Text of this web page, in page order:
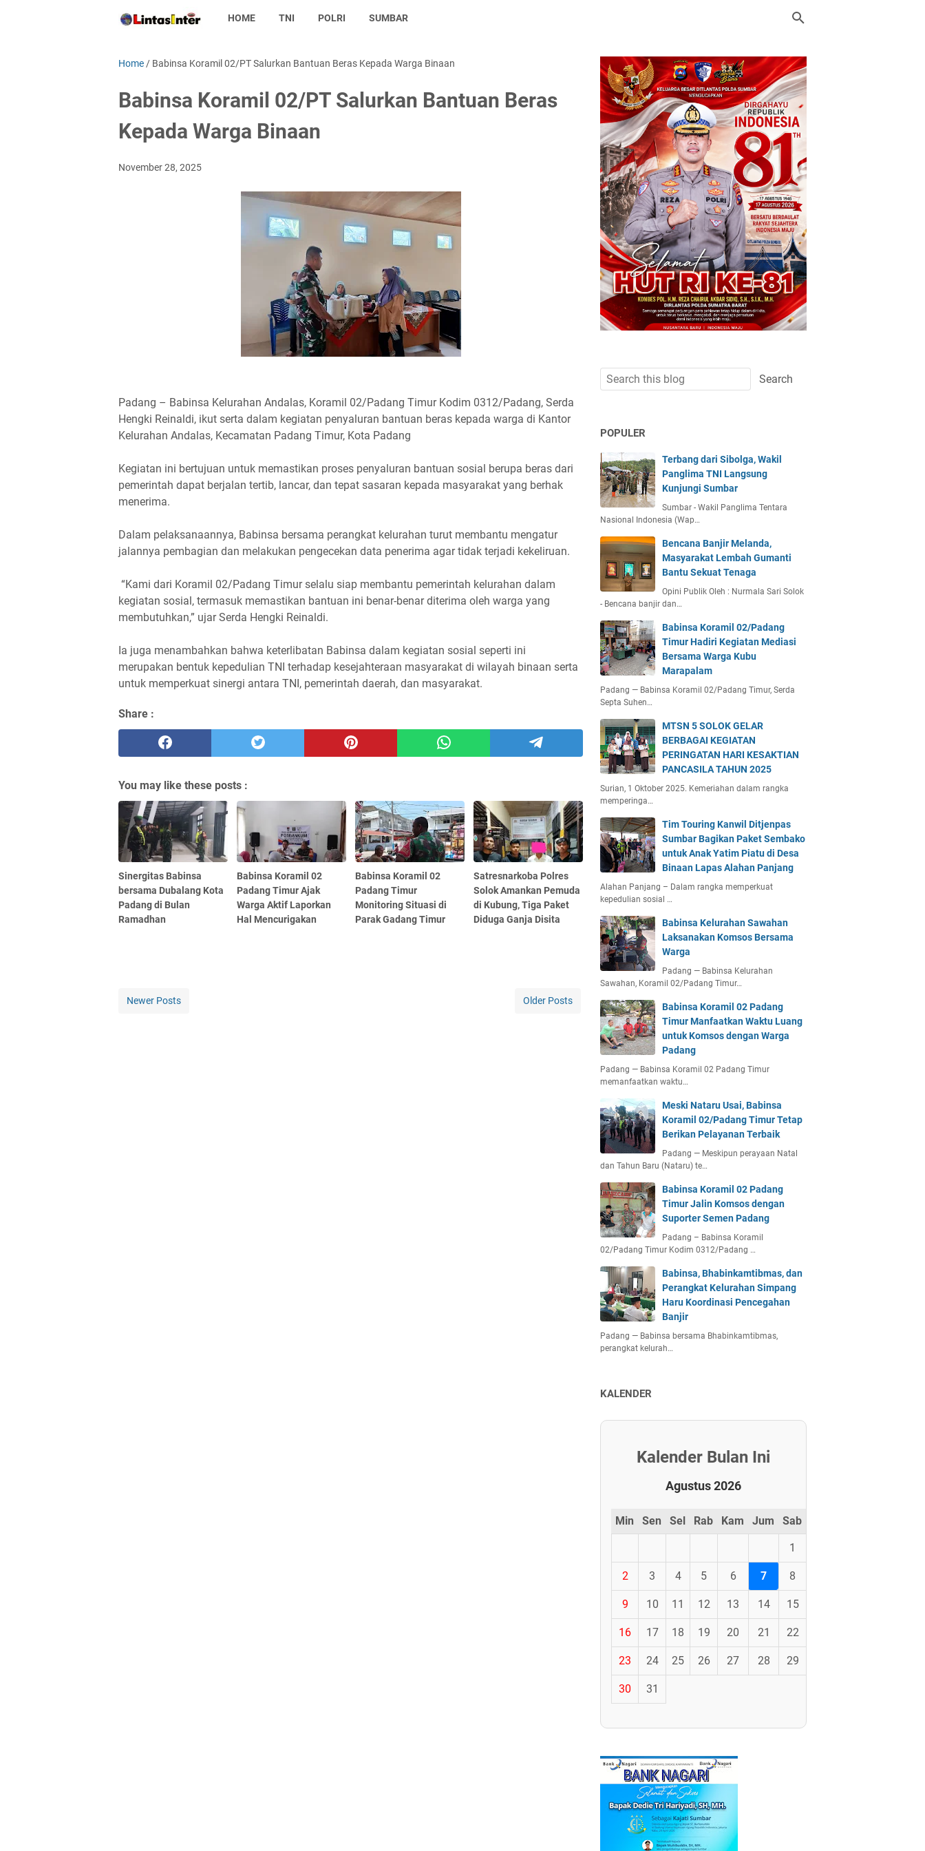
HOME TNI POLRI SUMBAR
Home / Babinsa Koramil 02/PT Salurkan Bantuan Beras Kepada Warga Binaan
Babinsa Koramil 02/PT Salurkan Bantuan Beras
Kepada Warga Binaan
November 28, 2025
Padang – Babinsa Kelurahan Andalas, Koramil 02/Padang Timur Kodim 0312/Padang, Serda
Hengki Reinaldi, ikut serta dalam kegiatan penyaluran bantuan beras kepada warga di Kantor
Kelurahan Andalas, Kecamatan Padang Timur, Kota Padang
Kegiatan ini bertujuan untuk memastikan proses penyaluran bantuan sosial berupa beras dari
pemerintah dapat berjalan tertib, lancar, dan tepat sasaran kepada masyarakat yang berhak
menerima.
Dalam pelaksanaannya, Babinsa bersama perangkat kelurahan turut membantu mengatur
jalannya pembagian dan melakukan pengecekan data penerima agar tidak terjadi kekeliruan.
“Kami dari Koramil 02/Padang Timur selalu siap membantu pemerintah kelurahan dalam
kegiatan sosial, termasuk memastikan bantuan ini benar-benar diterima oleh warga yang
membutuhkan,” ujar Serda Hengki Reinaldi.
Ia juga menambahkan bahwa keterlibatan Babinsa dalam kegiatan sosial seperti ini
merupakan bentuk kepedulian TNI terhadap kesejahteraan masyarakat di wilayah binaan serta
untuk memperkuat sinergi antara TNI, pemerintah daerah, dan masyarakat.
Share :
You may like these posts :
Sinergitas Babinsa
bersama Dubalang Kota
Padang di Bulan
Ramadhan
Babinsa Koramil 02
Padang Timur Ajak
Warga Aktif Laporkan
Hal Mencurigakan
Babinsa Koramil 02
Padang Timur
Monitoring Situasi di
Parak Gadang Timur
Satresnarkoba Polres
Solok Amankan Pemuda
di Kubung, Tiga Paket
Diduga Ganja Disita
Newer Posts Older Posts
POPULER
Terbang dari Sibolga, Wakil
Panglima TNI Langsung
Kunjungi Sumbar
Sumbar - Wakil Panglima Tentara
Nasional Indonesia (Wap…
Bencana Banjir Melanda,
Masyarakat Lembah Gumanti
Bantu Sekuat Tenaga
Opini Publik Oleh : Nurmala Sari Solok
- Bencana banjir dan…
Babinsa Koramil 02/Padang
Timur Hadiri Kegiatan Mediasi
Bersama Warga Kubu
Marapalam
Padang — Babinsa Koramil 02/Padang Timur, Serda
Septa Suhen…
MTSN 5 SOLOK GELAR
BERBAGAI KEGIATAN
PERINGATAN HARI KESAKTIAN
PANCASILA TAHUN 2025
Surian, 1 Oktober 2025. Kemeriahan dalam rangka
memperinga…
Tim Touring Kanwil Ditjenpas
Sumbar Bagikan Paket Sembako
untuk Anak Yatim Piatu di Desa
Binaan Lapas Alahan Panjang
Alahan Panjang – Dalam rangka memperkuat
kepedulian sosial …
Babinsa Kelurahan Sawahan
Laksanakan Komsos Bersama
Warga
Padang — Babinsa Kelurahan
Sawahan, Koramil 02/Padang Timur…
Babinsa Koramil 02 Padang
Timur Manfaatkan Waktu Luang
untuk Komsos dengan Warga
Padang
Padang — Babinsa Koramil 02 Padang Timur
memanfaatkan waktu…
Meski Nataru Usai, Babinsa
Koramil 02/Padang Timur Tetap
Berikan Pelayanan Terbaik
Padang — Meskipun perayaan Natal
dan Tahun Baru (Nataru) te…
Babinsa Koramil 02 Padang
Timur Jalin Komsos dengan
Suporter Semen Padang
Padang – Babinsa Koramil
02/Padang Timur Kodim 0312/Padang …
Babinsa, Bhabinkamtibmas, dan
Perangkat Kelurahan Simpang
Haru Koordinasi Pencegahan
Banjir
Padang — Babinsa bersama Bhabinkamtibmas,
perangkat kelurah…
KALENDER
Kalender Bulan Ini
Agustus 2026
Min Sen Sel Rab Kam Jum Sab
1
2 3 4 5 6 7 8
9 10 11 12 13 14 15
16 17 18 19 20 21 22
23 24 25 26 27 28 29
30 31